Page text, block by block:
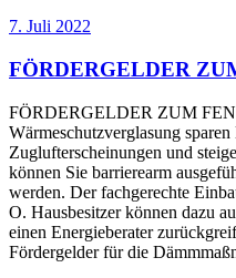
7. Juli 2022
FÖRDERGELDER
FÖRDERGELDER ZUM
Wärmeschutzverglasung
Zuglufterscheinungen und
können Sie barrierearm
werden. Der fachgerechte
O. Hausbesitzer können dazu
einen Energieberater
Fördergelder für die